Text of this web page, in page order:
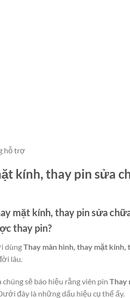
hỗ trợ
kính, thay pin sửa
mặt kính, thay pin sửa
thay pin?
dùngThay màn hình, thay mặt
lâu.
sẽ báo hiệu rằng viên pin Thay
đây là những dấu hiệu cụ thể ấy.